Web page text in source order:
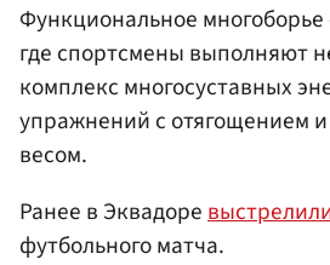
Функциональное
где спортсмены выполняют
комплекс многосуставных
упражнений с отягощением
весом.
Ранее в Эквадоре
футбольного матча.